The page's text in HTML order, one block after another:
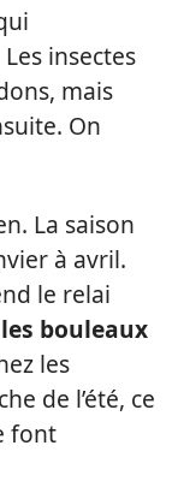
insectes
mais
On
La saison
à avril.
le relai
les bouleaux
les
de l’été, ce
font